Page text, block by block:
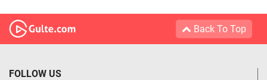
Back To Top
FOLLOW US